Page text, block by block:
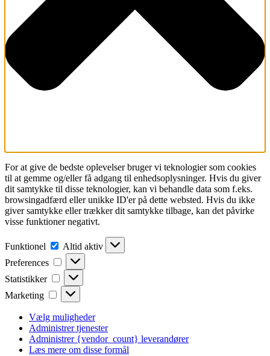
For at give de bedste oplevelser bruger vi teknologier som cookies
til at gemme og/eller få adgang til enhedsoplysninger. Hvis du giver
dit samtykke til disse teknologier, kan vi behandle data som f.eks.
browsingadfærd eller unikke ID'er på dette websted. Hvis du ikke
giver samtykke eller trækker dit samtykke tilbage, kan det påvirke
visse funktioner negativt.
Funktionel Funktionel
Altid aktiv
Preferences
Preferences
Statistikker Statistikker
Marketing Marketing
Vælg muligheder
Administrer tjenester
Administrer {vendor_count} leverandører
Læs mere om disse formål